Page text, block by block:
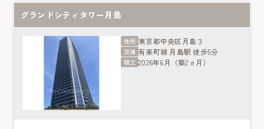
グランドシティタワー月島
住所 東京都中央区 月島３
交通 有楽町線 月島駅 徒歩5分
竣工 2026年6月（築2ヵ月）